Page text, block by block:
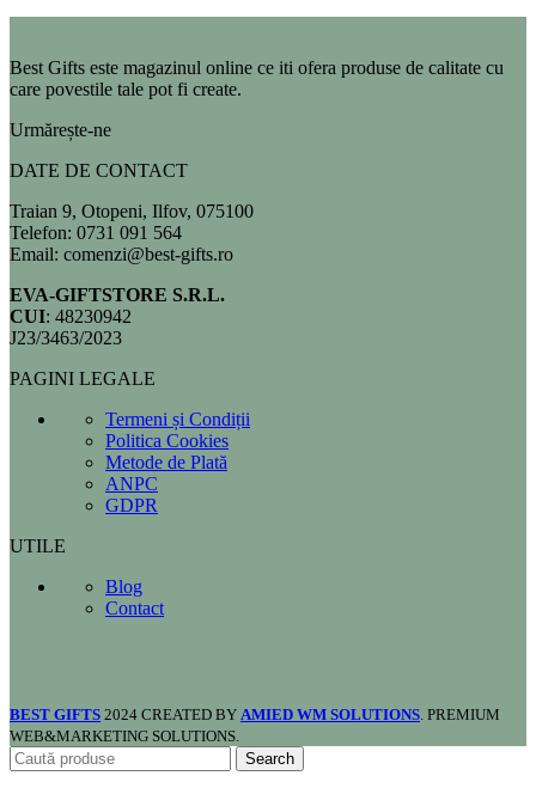
Best Gifts este magazinul online ce iti ofera produse de calitate cu
care povestile tale pot fi create.
Urmărește-ne
DATE DE CONTACT
Traian 9, Otopeni, Ilfov, 075100
Telefon: 0731 091 564
Email: comenzi@best-gifts.ro
EVA-GIFTSTORE S.R.L.
CUI: 48230942
J23/3463/2023
PAGINI LEGALE
Termeni și Condiții
Politica Cookies
Metode de Plată
ANPC
GDPR
UTILE
Blog
Contact
BEST GIFTS 2024 CREATED BY AMIED WM SOLUTIONS . PREMIUM
WEB&MARKETING SOLUTIONS.
Search